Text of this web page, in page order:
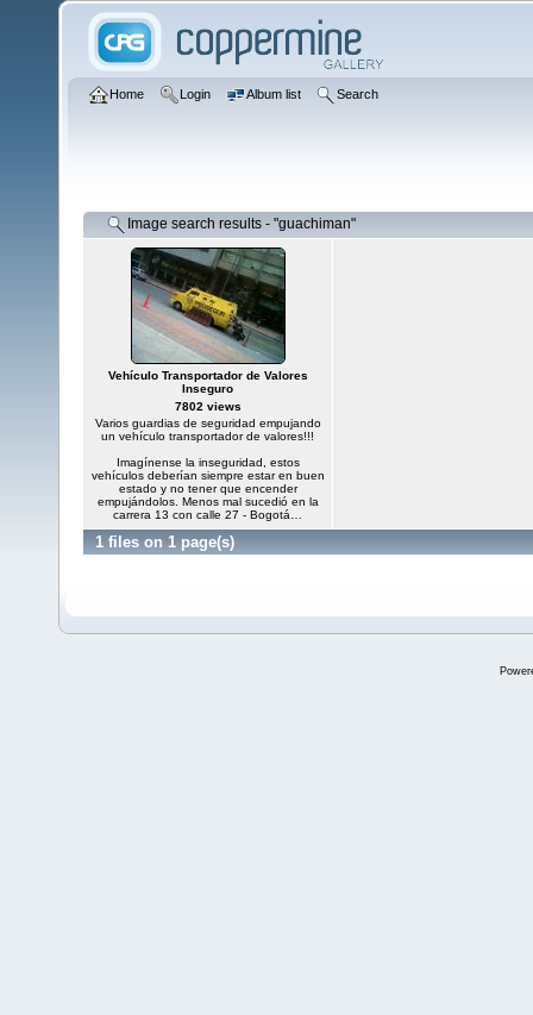
Home Login Album list Search
Image search results - "guachiman"
Vehículo Transportador de Valores
Inseguro
7802 views
Varios guardias de seguridad empujando
un vehículo transportador de valores!!!
Imagínense la inseguridad, estos
vehículos deberían siempre estar en buen
estado y no tener que encender
empujándolos. Menos mal sucedió en la
carrera 13 con calle 27 - Bogotá…
1 files on 1 page(s)